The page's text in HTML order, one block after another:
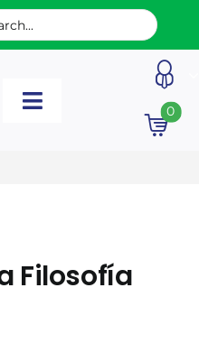
Toggle
0
Filosofía